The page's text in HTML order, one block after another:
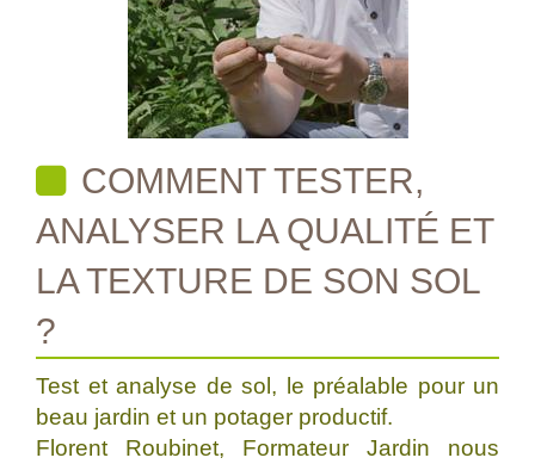
COMMENT TESTER,
ANALYSER LA QUALITÉ ET
LA TEXTURE DE SON SOL
?
Test et analyse de sol, le préalable pour un
beau jardin et un potager productif.
Florent Roubinet, Formateur Jardin nous